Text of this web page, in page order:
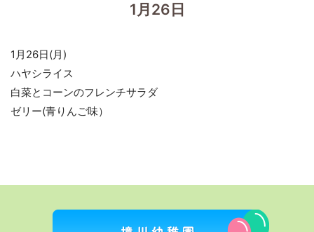
1月26日
1月26日(月)
ハヤシライス
白菜とコーンのフレンチサラダ
ゼリー(青りんご味）